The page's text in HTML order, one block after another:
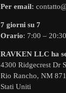
Per email:
7 giorni su 7
Orario: 7:00 – 20:30
RAVKEN LLC ha
4300 Ridgecrest Dr
Rio Rancho, NM
Stati Uniti